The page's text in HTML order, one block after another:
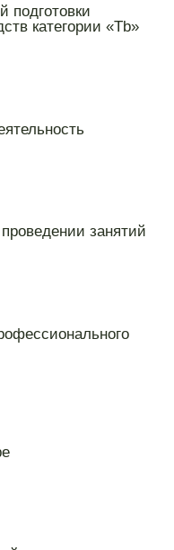
подготовки
категории «Tb»
занятий